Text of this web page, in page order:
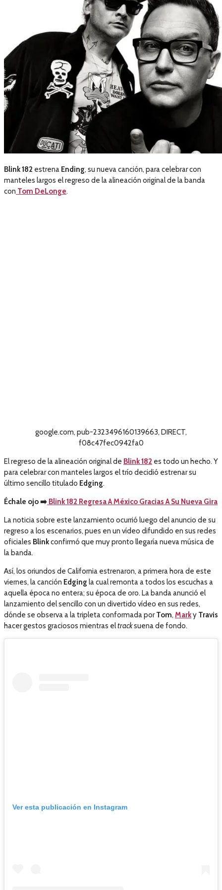
Blink 182 estrena Ending, su nueva canción, para celebrar con
manteles largos el regreso de la alineación original de la banda
con Tom DeLonge.
google.com, pub-2323496160139663, DIRECT,
f08c47fec0942fa0
El regreso de la alineación original de Blink 182 es todo un hecho. Y
para celebrar con manteles largos el trío decidió estrenar su
último sencillo titulado Edging.
Échale ojo➡️ Blink 182 Regresa A México Gracias A Su Nueva Gira
La noticia sobre este lanzamiento ocurrió luego del anuncio de su
regreso a los escenarios, pues en un vídeo difundido en sus redes
oficiales Blinkconfirmó que muy pronto llegaría nueva música de
la banda.
Así, los oriundos de California estrenaron, a primera hora de este
viernes, la canción Edging la cual remonta a todos los escuchas a
aquella época no entera; su época de oro. La banda anunció el
lanzamiento del sencillo con un divertido vídeo en sus redes,
dónde se observa a la tripleta conformada porTom, Marky Travis
hacer gestos graciosos mientras eltracksuena de fondo.
Ver esta publicación en Instagram